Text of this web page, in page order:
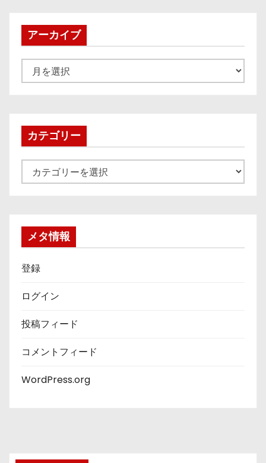
アーカイブ
ー
ブカテゴリー
テ
メタ情報
登録
ログイン
投稿フィード
コメントフィード
WordPress.org